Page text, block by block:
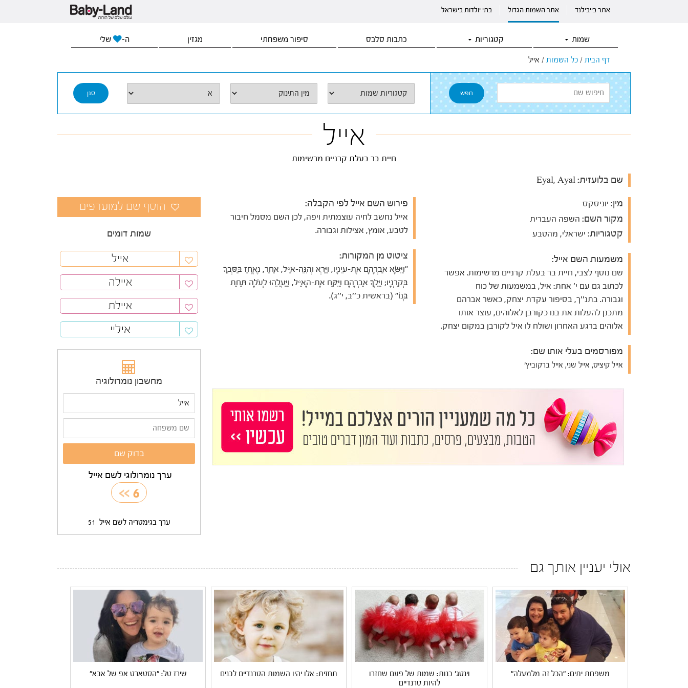
אתר בייבילנד אתר השמות הגדול בתי יולדות בישראל
שמות קטגוריות כתבות סלבס סיפור משפחתי מגזין ה- שלי
דף הבית / כל השמות / אייל
אייל
חיית בר בעלת קרניים מרשימות
שם בלועזית:
מין: יוניסקס
מקור השם: השפה העברית
קטגוריות: ישראלי, מהטבע
משמעות השם אייל:
שם נוסף לצבי, חיית בר בעלת קרניים מרשימות. אפשר
לכתוב גם עם י' אחת: איל, במשמעות של כוח
וגבורה. בתנ''ך, בסיפור עקדת יצחק, כאשר אברהם
מתכנן להעלות את בנו כקורבן לאלוהים, עוצר אותו
אלוהים ברגע האחרון ושולח לו איל לקורבן במקום יצחק.
מפורסמים בעלי אותו שם:
אייל קיציס, אייל שני, אייל ברקוביץ'
פירוש השם אייל לפי הקבלה:
אייל נחשב לחיה עוצמתית ויפה, לכן השם מסמל חיבור
לטבע, אומץ, אצילות וגבורה.
ציטוט מן המקורות:
"וַיִּשָּׂא אַבְרָהָם אֶת-עֵינָיו, וַיַּרְא וְהִנֵּה-אַיִל, אַחַר, נֶאֱחַז בַּסְּבַךְ
בְּקַרְנָיו; וַיֵּלֶךְ אַבְרָהָם וַיִּקַּח אֶת-הָאַיִל, וַיַּעֲלֵהוּ לְעֹלָה תַּחַת
בְּנוֹ" (בראשית כ''ב, י''ג).
שמות דומים
אייל
איילה
איילת
איליי
מחשבון נומרולוגיה
ערך נומרולוגי לשם אייל
6
>>
ערך בגימטריה לשם אייל 51
אולי יעניין אותך גם
משפחת יתים: "הכל זה מלמעלה"
וינטג' בנות: שמות של פעם שחזרו
להיות טרנדיים
תחזית: אלו יהיו השמות הטרנדיים לבנים שירז טל: "הסטארט אפ של אבא"